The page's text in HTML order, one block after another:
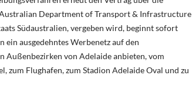
Department of Transport & Infrastructure
Südaustralien, vergeben wird, beginnt sofort
ausgedehntes Werbenetz auf den
Außenbezirken von Adelaide anbieten, vom
Flughafen, zum Stadion Adelaide Oval und zu